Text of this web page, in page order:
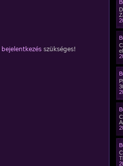
bejelentkezés szükséges!